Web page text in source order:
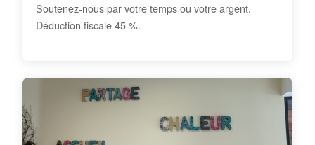
Soutenez-nous par votre temps ou votre argent.
Déduction fiscale 45 %.